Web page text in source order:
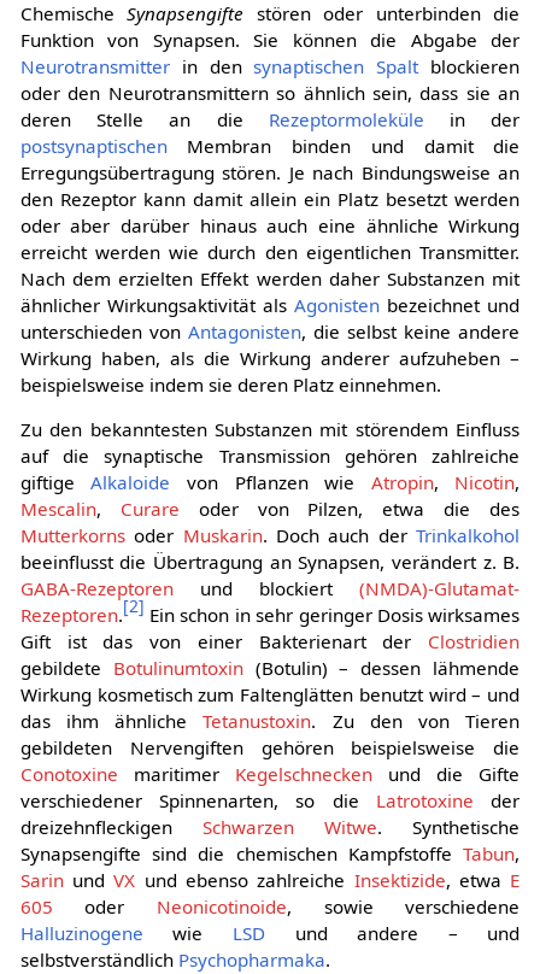
ChemischeSynapsengifte stören oder unterbinden die
Funktion von Synapsen. Sie können die Abgabe der
Neurotransmitterin densynaptischen Spaltblockieren
oder den Neurotransmittern so ähnlich sein, dass sie an
deren Stelle an die Rezeptormoleküle in der
postsynaptischenMembran binden und damit die
Erregungsübertragung stören. Je nach Bindungsweise an
den Rezeptor kann damit allein ein Platz besetzt werden
oder aber darüber hinaus auch eine ähnliche Wirkung
erreicht werden wie durch den eigentlichen Transmitter.
Nach dem erzielten Effekt werden daher Substanzen mit
ähnlicher Wirkungsaktivität alsAgonisten bezeichnet und
unterschieden von Antagonisten, die selbst keine andere
Wirkung haben, als die Wirkung anderer aufzuheben –
beispielsweise indem sie deren Platz einnehmen.
Zu den bekanntesten Substanzen mit störendem Einfluss
auf die synaptische Transmission gehören zahlreiche
giftigeAlkaloide von Pflanzen wie Atropin, Nicotin,
Mescalin, Curare oder von Pilzen, etwa die des
Mutterkornsoder Muskarin. Doch auch derTrinkalkohol
beeinflusst die Übertragung an Synapsen, verändert z. B.
GABA-Rezeptorenund blockiert(NMDA)-Glutamat-
Rezeptoren.[2] Ein schon in sehr geringer Dosis wirksames
Gift ist das von einer Bakterienart der Clostridien
gebildete Botulinumtoxin(Botulin) – dessen lähmende
Wirkung kosmetisch zum Faltenglätten benutzt wird – und
das ihm ähnlicheTetanustoxin. Zu den von Tieren
gebildeten Nervengiften gehören beispielsweise die
Conotoxine maritimer Kegelschneckenund die Gifte
verschiedener Spinnenarten, so die Latrotoxine der
dreizehnfleckigen Schwarzen Witwe. Synthetische
Synapsengifte sind die chemischen KampfstoffeTabun,
SarinundVX und ebenso zahlreiche Insektizide, etwa E
605 oder Neonicotinoide, sowie verschiedene
Halluzinogene wie LSD und andere – und
selbstverständlich Psychopharmaka.